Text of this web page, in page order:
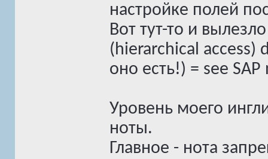
настройке полей
Вот тут-то и
(hierarchical access)
оно есть!) = see
Уровень моего
ноты.
Главное - нота